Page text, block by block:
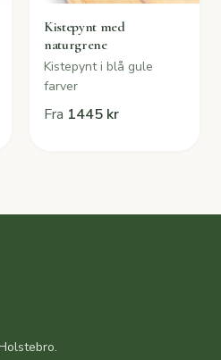
Kistepynt med
naturgrene
Kistepynt i blå gule
farver
Fra 1445 kr